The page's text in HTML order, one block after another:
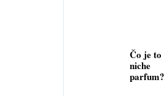
Čo je to
niche
parfum?